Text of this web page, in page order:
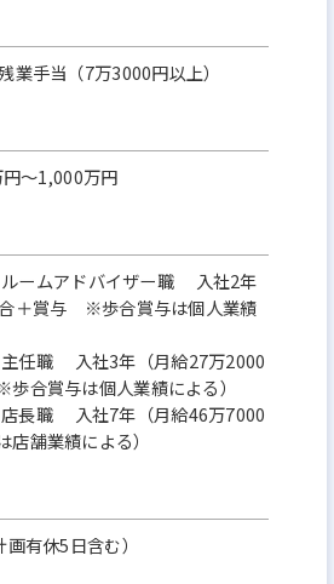
業手当（7万3000円以上）
～1,000万円
ムアドバイザー職 入社2年
合＋賞与 ※歩合賞与は個人業績
職 入社3年（月給27万2000
合賞与は個人業績による）
職 入社7年（月給46万7000
舗業績による）
有休5日含む）